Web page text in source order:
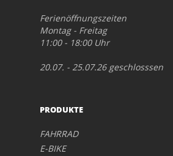
Ferienöffnungszeiten
Montag - Freitag
11:00 - 18:00 Uhr
20.07. - 25.07.26 geschlosssen
PRODUKTE
FAHRRAD
E-BIKE